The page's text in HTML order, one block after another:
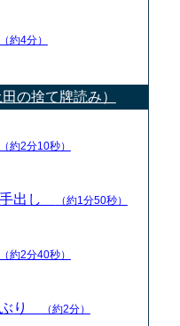
（約4分）
の捨て牌読み）
（約2分10秒）
手出し （約1分50秒）
（約2分40秒）
ぶり （約2分）